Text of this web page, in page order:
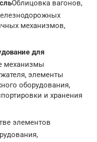
Облицовка вагонов,
механизмов,
для
механизмы
элементы
оборудования,
и хранения
элементов